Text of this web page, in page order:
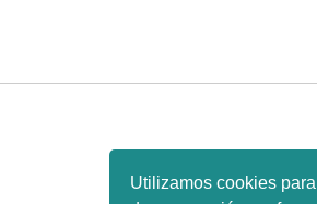
Utilizamos cookies